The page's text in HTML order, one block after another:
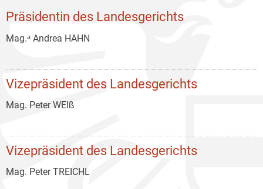
Präsidentin des Landesgerichts
Mag.ᵃ Andrea HAHN
Vizepräsident des Landesgerichts
Mag. Peter WEIß
Vizepräsident des Landesgerichts
Mag. Peter TREICHL